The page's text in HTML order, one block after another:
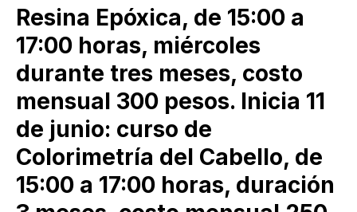
Resina Epóxica, de 15:00 a
17:00 horas, miércoles
durante tres meses, costo
mensual 300 pesos. Inicia 11
de junio: curso de
Colorimetría del Cabello, de
15:00 a 17:00 horas, duración